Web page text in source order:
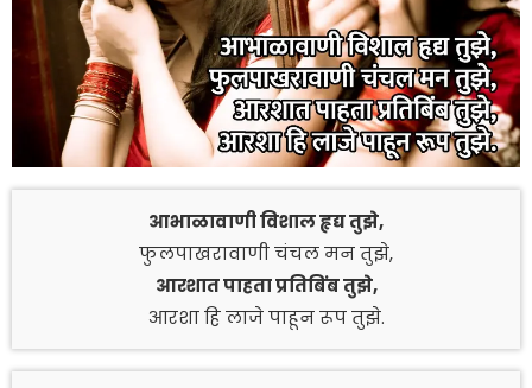
आभाळावाणी विशाल हृद्य तुझे,
फुलपाखरावाणी चंचल मन तुझे,
आरशात पाहता प्रतिबिंब तुझे,
आरशा हि लाजे पाहून रूप तुझे.